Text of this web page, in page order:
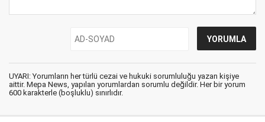
UYARI: Yorumların her türlü cezai ve hukuki sorumluluğu yazan kişiye
aittir. Mepa News, yapılan yorumlardan sorumlu değildir. Her bir yorum
600 karakterle (boşluklu) sınırlıdır.